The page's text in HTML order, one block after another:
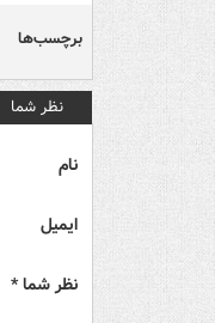
برچسب‌ها
نظر شما
نام
ایمیل
نظر شما *